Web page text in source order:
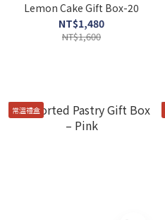
Lemon Cake Gift Box-20
NT$1,480
NT$1,600
常溫禮盒